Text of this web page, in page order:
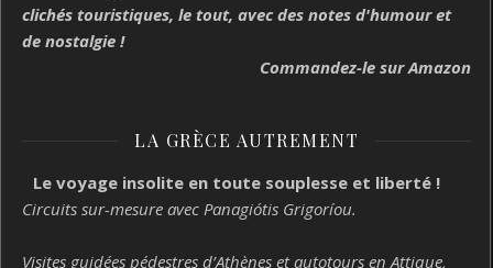
clichés touristiques, le tout, avec des notes d'humour et
de nostalgie !
Commandez-le sur Amazon
LA GRÈCE AUTREMENT
Le voyage insolite en toute souplesse et liberté !
Circuits sur-mesure avec Panagiótis Grigoríou.
Visites guidées pédestres d’Athènes et autotours en Attique,